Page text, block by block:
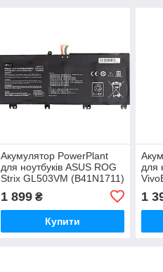
Акумулятор PowerPlant
для ноутбуків ASUS ROG
Strix GL503VM (B41N1711)
1 899₴
Купити
для
1